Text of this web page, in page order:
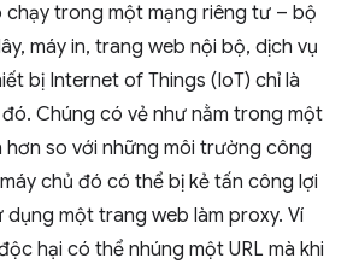
chạy trong một mạng riêng tư – bộ
máy in, trang web nội bộ, dịch vụ
bị Internet of Things (IoT) chỉ là
Chúng có vẻ như nằm trong một
so với những môi trường công
chủ đó có thể bị kẻ tấn công lợi
một trang web làm proxy. Ví
hại có thể nhúng một URL mà khi